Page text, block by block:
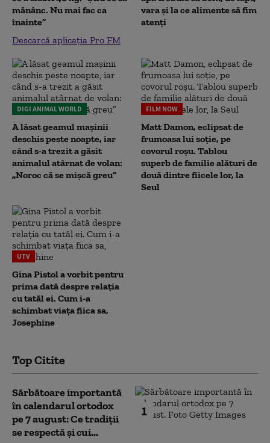
mănânc. Nu mai fac ca
înainte”
Descarcă aplicația Pro FM
vara și la ce alimente să fim
atenți
DIGI ANIMAL WORLD
A lăsat geamul mașinii
deschis peste noapte, iar
când s-a trezit a găsit
animalul atârnat de volan:
„Noroc că se mișcă greu”
FILM NOW
Matt Damon, eclipsat de
frumoasa lui soție, pe
covorul roșu. Tablou
superb de familie alături de
două dintre fiicele lor, la
Seul
UTV
Gina Pistol a vorbit pentru
prima dată despre relația
cu tatăl ei. Cum i-a
schimbat viața fiica sa,
Josephine
Top Citite
1
Sărbătoare importantă
în calendarul ortodox
pe 7 august: Ce tradiții
se respectă și cui...